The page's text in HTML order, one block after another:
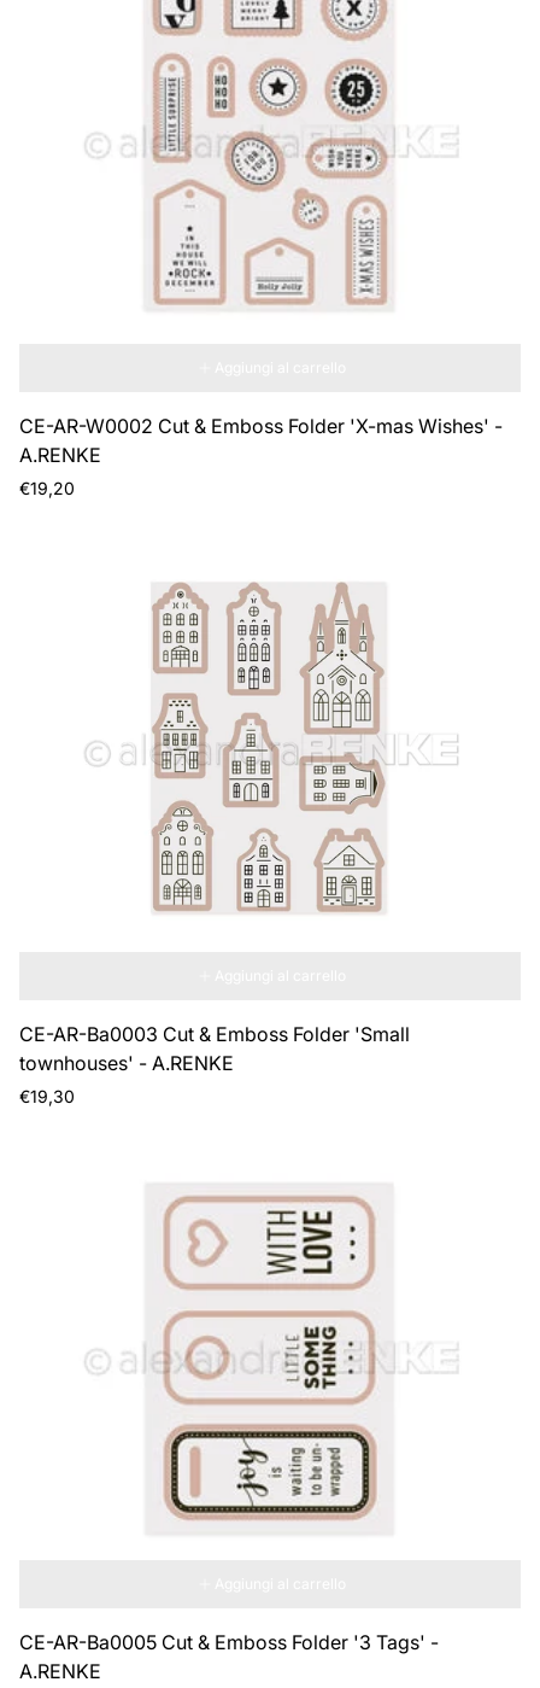
CE-AR-W0002 Cut & Emboss Folder 'X-mas Wishes' -
A.RENKE
Prezzo
€19,20
CE-AR-Ba0003 Cut & Emboss Folder 'Small
townhouses' - A.RENKE
Prezzo
€19,30
CE-AR-Ba0005 Cut & Emboss Folder '3 Tags' -
A.RENKE